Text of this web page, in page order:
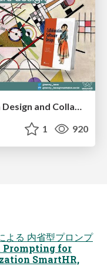
1 920
よる 内省型プロンプ
Prompting for
SmartHR,